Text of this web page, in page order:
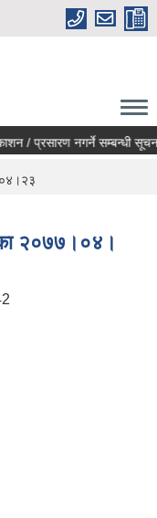
प्रसारण नगर्ने सम्बन्धी सूचना ।
२०७७।०४।